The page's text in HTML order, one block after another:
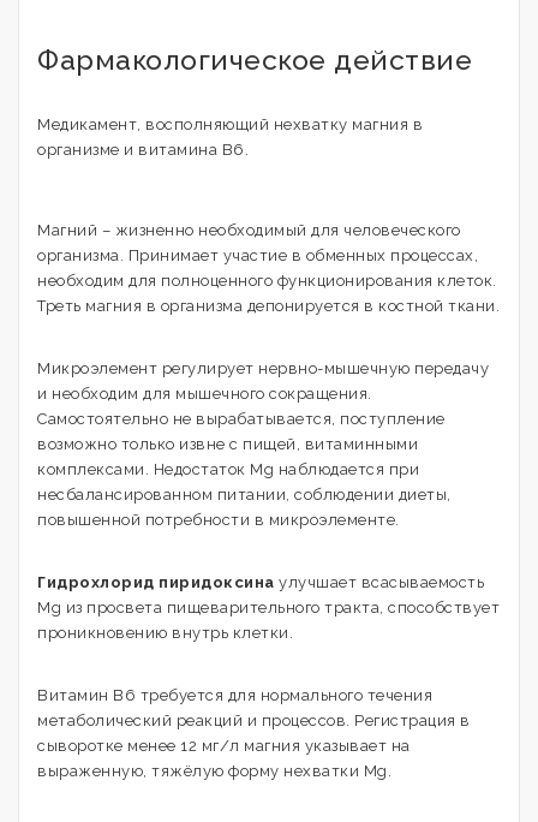
Фармакологическое действие
Медикамент, восполняющий нехватку магния в
организме и витамина В6.
Магний – жизненно необходимый для человеческого
организма. Принимает участие в обменных процессах,
необходим для полноценного функционирования клеток.
Треть магния в организма депонируется в костной ткани.
Микроэлемент регулирует нервно-мышечную передачу
и необходим для мышечного сокращения.
Самостоятельно не вырабатывается, поступление
возможно только извне с пищей, витаминными
комплексами. Недостаток Mg наблюдается при
несбалансированном питании, соблюдении диеты,
повышенной потребности в микроэлементе.
Гидрохлорид пиридоксина улучшает всасываемость
Mg из просвета пищеварительного тракта, способствует
проникновению внутрь клетки.
Витамин В6 требуется для нормального течения
метаболический реакций и процессов. Регистрация в
сыворотке менее 12 мг/л магния указывает на
выраженную, тяжёлую форму нехватки Mg.